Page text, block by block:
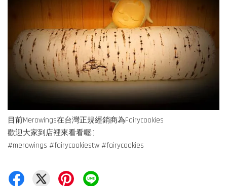
目前Merowings在台灣正規經銷商為Fairycookies
歡迎大家到店裡來看看喔:)
#merowings #fairycookiestw #fairycookies